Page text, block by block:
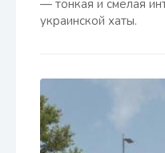
— тонкая и смелая
украинской хаты.